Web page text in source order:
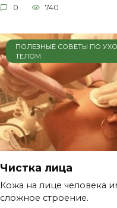
0 740
ПОЛЕЗНЫЕ СОВЕТЫ ПО
ТЕЛОМ
Чистка лица
Кожа на лице человека
сложное строение.